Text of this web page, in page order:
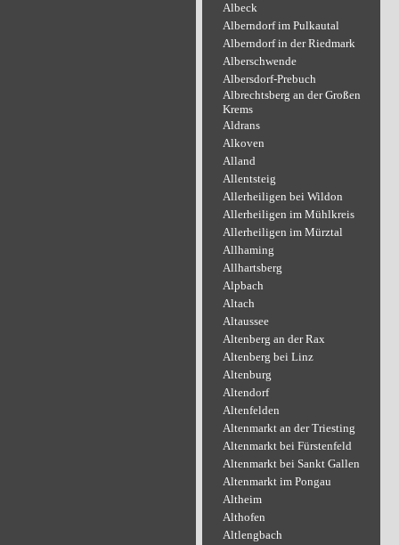
Albeck
Alberndorf im Pulkautal
Alberndorf in der Riedmark
Alberschwende
Albersdorf-Prebuch
Albrechtsberg an der Großen
Krems
Aldrans
Alkoven
Alland
Allentsteig
Allerheiligen bei Wildon
Allerheiligen im Mühlkreis
Allerheiligen im Mürztal
Allhaming
Allhartsberg
Alpbach
Altach
Altaussee
Altenberg an der Rax
Altenberg bei Linz
Altenburg
Altendorf
Altenfelden
Altenmarkt an der Triesting
Altenmarkt bei Fürstenfeld
Altenmarkt bei Sankt Gallen
Altenmarkt im Pongau
Altheim
Althofen
Altlengbach